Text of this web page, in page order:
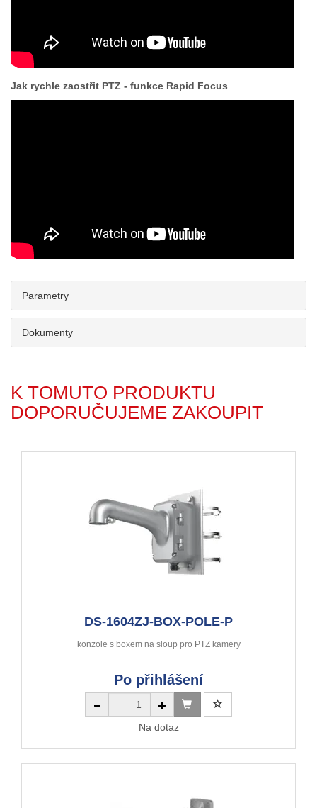
Jak rychle zaostřit PTZ - funkce Rapid Focus
Parametry
Dokumenty
K TOMUTO PRODUKTU
DOPORUČUJEME ZAKOUPIT
DS-1604ZJ-BOX-POLE-P
konzole s boxem na sloup pro PTZ kamery
Po přihlášení
Na dotaz